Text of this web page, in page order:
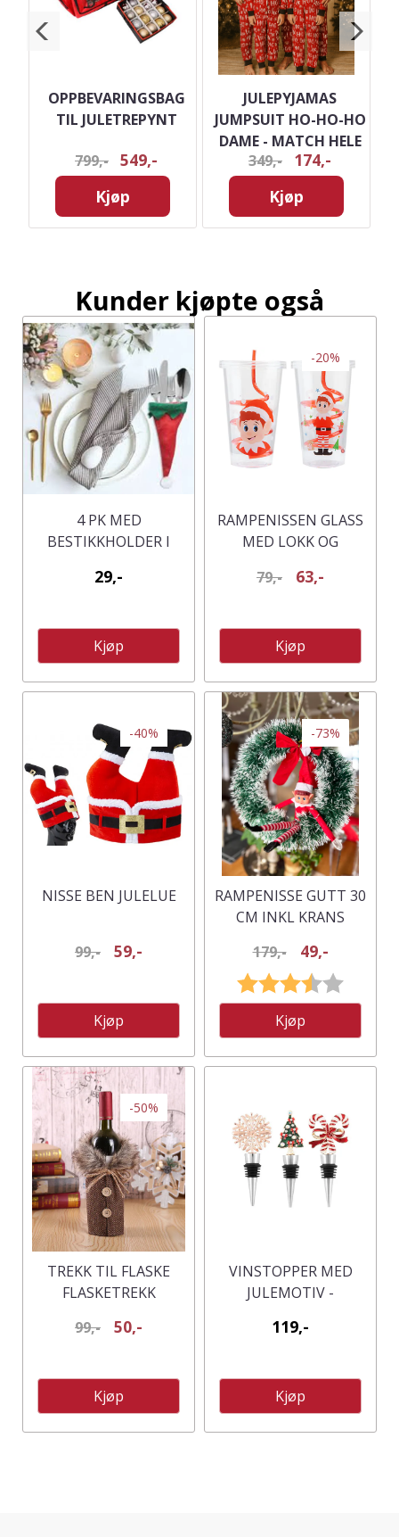
OPPBEVARINGSBAG
TIL JULETREPYNT
799,- 549,-
Kjøp
JULEPYJAMAS
JUMPSUIT HO-HO-HO
DAME - MATCH HELE
FAMILIEN
349,-
174,-
Kjøp
Kunder kjøpte også
4 PK MED
BESTIKKHOLDER I
29,-
Kjøp
-20%
RAMPENISSEN GLASS
MED LOKK OG
79,- 63,-
Kjøp
-40%
NISSE BEN JULELUE
99,- 59,-
Kjøp
-73%
RAMPENISSE GUTT 30
CM INKL KRANS
179,-
49,-
Karakter:
Kjøp
-50%
TREKK TIL FLASKE
FLASKETREKK
PELSKRAGE
99,- 50,-
Kjøp
VINSTOPPER MED
JULEMOTIV -
119,-
Kjøp